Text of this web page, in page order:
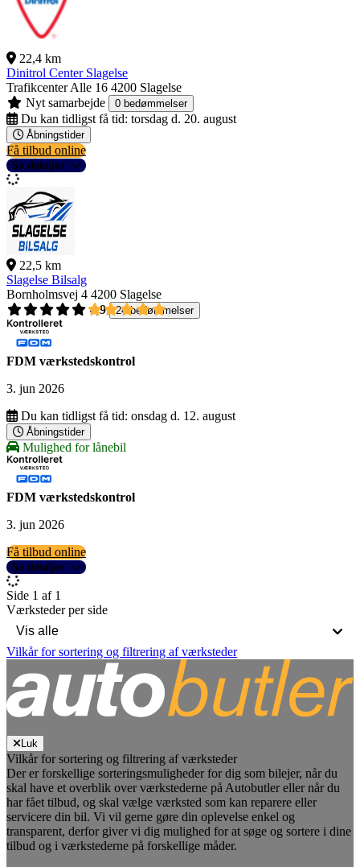
22,4 km
Dinitrol Center Slagelse
Trafikcenter Alle 16 4200 Slagelse
Nyt samarbejde
0 bedømmelser
Du kan tidligst få tid: torsdag d. 20. august
Åbningstider
Få tilbud online
Se detaljer
22,5 km
Slagelse Bilsalg
Bornholmsvej 4 4200 Slagelse
4,9
24 bedømmelser
FDM værkstedskontrol
3. jun 2026
Du kan tidligst få tid: onsdag d. 12. august
Åbningstider
Mulighed for lånebil
FDM værkstedskontrol
3. jun 2026
Få tilbud online
Se detaljer
Side 1 af 1
Værksteder per side
Vilkår for sortering og filtrering af værksteder
Luk
Vilkår for sortering og filtrering af værksteder
Der er forskellige sorteringsmuligheder for dig som bilejer, når du
skal have et overblik over værkstederne på Autobutler eller når du
har fået tilbud, og skal vælge værksted som kan reparere eller
servicere din bil. Vi vil gerne gøre din oplevelse enkel og
transparent, derfor giver vi dig mulighed for at søge og sortere i dine
tilbud og i værkstederne på forskellige måder.